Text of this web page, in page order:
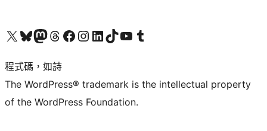
查看我們的 X (之前的 Twitter) 帳號造訪我們的 Bluesky 帳號造訪我們的 Mastodon 帳號造訪我們的 Threads 帳號 造訪我們的 Facebook 粉絲專頁Visit our Instagram account
Visit our LinkedIn account
造訪我們的 TikTok 帳號Visit our YouTube channel
造訪我們的 Tumblr 帳號
程式碼，如詩
The WordPress® trademark is the intellectual property
of the WordPress Foundation.